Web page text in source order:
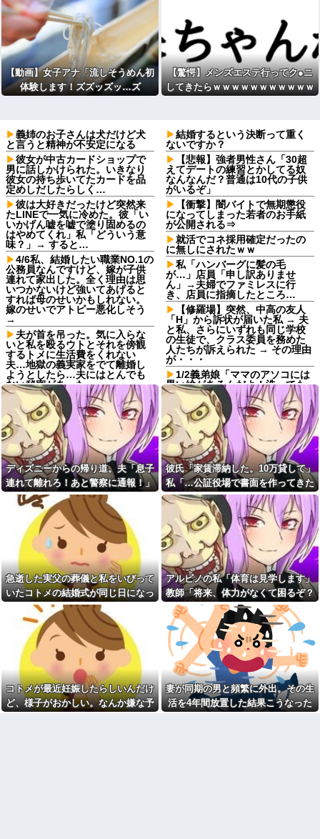
【動画】女子アナ「流しそうめん初
体験します！ズズッズッ…ズ
【驚愕】メンズエステ行ってク●ニ
してきたらｗｗｗｗｗｗｗｗｗｗｗ
義姉のお子さんは犬だけど犬
と言うと精神が不安定になる
彼女が中古カードショップで
男に話しかけられた。いきなり
彼女の持ち歩いてたカードを品
定めしだしたらしく…
彼は大好きだったけど突然来
たLINEで一気に冷めた。彼「い
いかげん嘘を嘘で塗り固めるの
はやめてくれ」私「どういう意
味？」→ すると…
4/6私、結婚したい職業NO.1の
公務員なんですけど、嫁が子供
連れて家出した。全く理由は思
いつかないけど強いてあげると
すれば母のせいかもしれない。
嫁のせいでアトピー悪化しそう
→
夫が首を吊った。気に入らな
いと私を殴るウトとそれを傍観
するトメに生活費をくれない
夫…地獄の義実家をでて離婚し
ようとしたら…夫にはとんでも
ない秘密があった
嫁が同窓会に出席して元カレ
と再会して失踪。1年後に俺の家
に投函されたものがこれ...
女子「貴公子の告白を断るな
んてあり得ない！」俺「問題は
そこじゃないだろ…」→いじめ
を止めるため動いた結果…
嫁が新婚当時の不倫を自白し
てきた。娘は相手の子かもしれ
ないそうで俺と娘が他人なら男
女の関係になるかもしれないと
不安だったそうで…
高齢独身彼女無しなのが不思
議ってよく言われるけど、女と
人付き合いとかめんどくさすぎ
る
20年くらい前だけど当時お付
き合いがあった仲間が神社に赤
いものを身につけちゃいけない
と言ってた
【衝撃】ジャンポケ斉藤の妻
さん、夫の求刑7年翌日に
Instagram更新しSNS民をザワつ
かせてしまう…
【悲報】昨日の銀だこ、８８
人しか買えない８８円に大行列
をなす都民コチラ・・・
【画像】セブンイレブンのバ
イト「AIにちいかわの画像を食
結婚するという決断って重く
ないですか？
【悲報】強者男性さん「30超
えてデートの練習とかしてる奴
なんなんだ？普通は10代の子供
がいるぞ」
【衝撃】闇バイトで無期懲役
になってしまった若者のお手紙
が公開される⇒
就活でコネ採用確定だったの
に無しにされたｗｗ
私「ハンバーグに髪の毛
が…」店員「申し訳ありませ
ん」→夫婦でファミレスに行
き、店員に指摘したところ…
【修羅場】突然、中高の友人
「H」から訴状が届いた私 → 夫
と私、さらにいずれも同じ学校
の生徒で、クラス委員を務めた
人たちが訴えられた → その理由
が・・・
1/2義弟娘「ママのアソコには
黒い絵があるんだよ！洗っても
落ちないんだよ！」あー…だか
らいつも肌を隠してるのね。こ
んな田舎で刺青バレたら面倒な
事になっちゃうよ…→面倒な事
に。
公園で飯食ってたら隣のオッ
サンが煙草吸い出して顔に煙き
たから払ったら口論に……先輩
「煙払うのは喧嘩売ってるよう
なもんw」私「納得いかん…」
柿の種、以前は柿の種のピー
ナッツの方が好きだった
【驚愕】旦那が姪を妊娠させ
てた！？離婚後の修羅場がヤバ
すぎるｗｗｗｗ
新卒の時に受けた会社の面接
で、趣味と地元の話だけして採
用された
商売傾いた義実家のローンを
半額負担中の我が家…「家を買
って」と調子に乗るトメに住む
場所がなくなる未来を教えてあ
げた結果←息根を止める返しで
スカッとｗ
統合失調症って何がどうヤバ
いの？「現実」と「妄想」の境
界が崩れるってマジ？
【画像】最新の浜辺美波さ
ん、ガチのマジで可愛過ぎてワ
ディズニーからの帰り道。夫「息子
連れて離れろ！あと警察に通報！」
私「助けて！」駅員「どうしまし
た！？」→トンデモナイことに…
彼氏「家賃滞納した。10万貸して」
私「…公証役場で書面を作ってきた
ら考える」→結果・・・
急逝した実父の葬儀と私をいびって
いたコトメの結婚式が同じ日になっ
てしまった。無理にでも来いと言わ
れてしまい...
アルビノの私「体育は見学します」
教師「将来、体力がなくて困るぞ？
我慢して走れ！」→結果、膝を痛め
て・・・
コトメが最近妊娠したらしいんだけ
ど、様子がおかしい。なんか嫌な予
妻が同期の男と頻繁に外出。その生
活を4年間放置した結果こうなった